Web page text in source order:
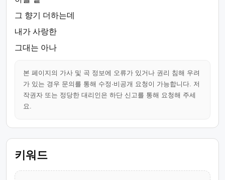
그 향기 더하는데
내가 사랑한
그대는 아나
본 페이지의 가사 및 곡 정보에 오류가 있거나 권리 침해 우려
가 있는 경우 문의를 통해 수정·비공개 요청이 가능합니다. 저
작권자 또는 정당한 대리인은 하단 신고를 통해 요청해 주세
요.
키워드